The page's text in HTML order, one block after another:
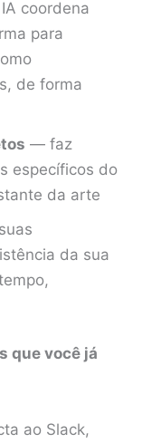
coordena
para
de forma
— faz
específicos do
da arte
da sua
que você já
ao Slack,